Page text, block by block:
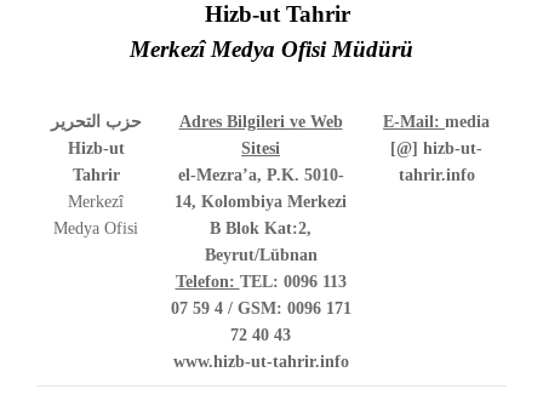
Hizb-ut Tahrir
Merkezî Medya Ofisi Müdürü
حزب التحرير
Hizb-ut
Tahrir
Merkezî
Medya Ofisi
Adres Bilgileri ve Web
Sitesi
el-Mezra’a, P.K. 5010-
14, Kolombiya Merkezi
B Blok Kat:2,
Beyrut/Lübnan
Telefon: TEL: 0096 113
07 59 4 / GSM: 0096 171
72 40 43
www.hizb-ut-tahrir.info
E-Mail: media
[@] hizb-ut-
tahrir.info